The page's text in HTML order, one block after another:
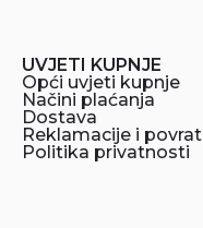
UVJETI KUPNJE
Opći uvjeti kupnje
Načini plaćanja
Dostava
Reklamacije i povrat
Politika privatnosti